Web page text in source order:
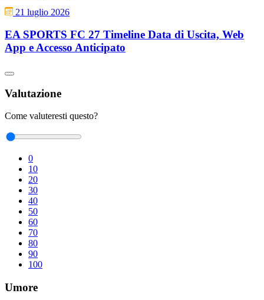
21 luglio 2026
EA SPORTS FC 27 Timeline Data di Uscita, Web
App e Accesso Anticipato
Valutazione
Come valuteresti questo?
0
10
20
30
40
50
60
70
80
90
100
Umore